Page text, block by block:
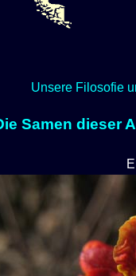
Unsere Filosofie
Samen dieser